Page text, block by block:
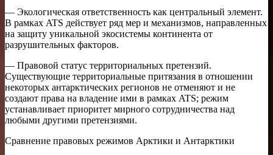
— Экологическая ответственность как центральный элемент.
В рамках ATS действует ряд мер и механизмов, направленных
на защиту уникальной экосистемы континента от
разрушительных факторов.
— Правовой статус территориальных претензий.
Существующие территориальные притязания в отношении
некоторых антарктических регионов не отменяют и не
создают права на владение ими в рамках ATS; режим
устанавливает приоритет мирного сотрудничества над
любыми другими претензиями.
Сравнение правовых режимов Арктики и Антарктики